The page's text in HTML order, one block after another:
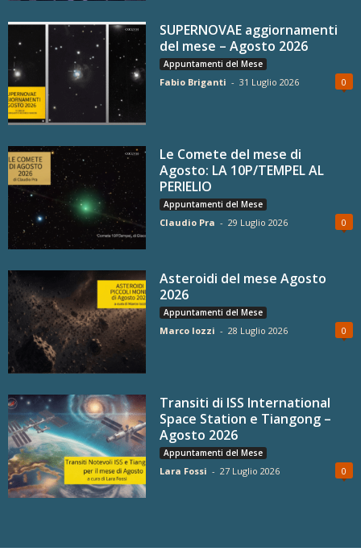
SUPERNOVAE aggiornamenti
del mese – Agosto 2026
Appuntamenti del Mese
Fabio Briganti - 31 Luglio 2026 0
Le Comete del mese di
Agosto: LA 10P/TEMPEL AL
PERIELIO
Appuntamenti del Mese
Claudio Pra - 29 Luglio 2026 0
Asteroidi del mese Agosto
2026
Appuntamenti del Mese
Marco Iozzi - 28 Luglio 2026 0
Transiti di ISS International
Space Station e Tiangong –
Agosto 2026
Appuntamenti del Mese
Lara Fossi - 27 Luglio 2026 0